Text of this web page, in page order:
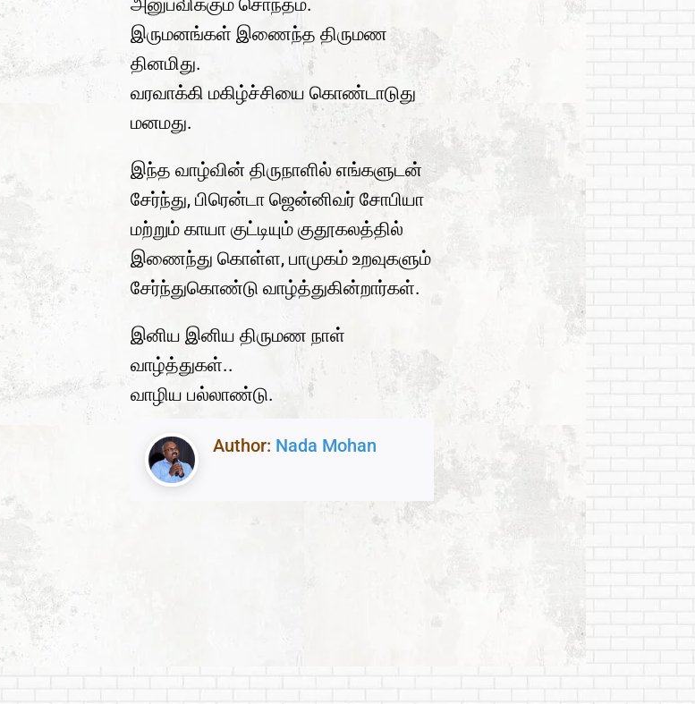
அனுபவிக்கும் சொந்தம்.
இருமனங்கள் இணைந்த திருமண
தினமிது.
வரவாக்கி மகிழ்ச்சியை கொண்டாடுது
மனமது.
இந்த வாழ்வின் திருநாளில் எங்களுடன்
சேர்ந்து, பிரென்டா ஜென்னிவர் சோபியா
மற்றும் காயா குட்டியும் குதூகலத்தில்
இணைந்து கொள்ள, பாமுகம் உறவுகளும்
சேர்ந்துகொண்டு வாழ்த்துகின்றார்கள்.
இனிய இனிய திருமண நாள்
வாழ்த்துகள்..
வாழிய பல்லாண்டு.
Author: Nada Mohan